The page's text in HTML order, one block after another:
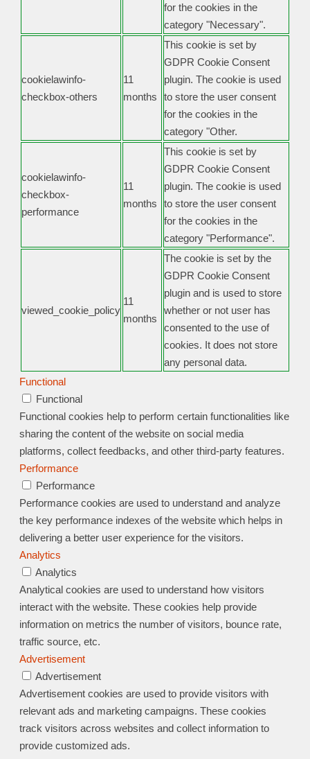
for the cookies in the
category "Necessary".
cookielawinfo-
checkbox-others
11
months
This cookie is set by
GDPR Cookie Consent
plugin. The cookie is used
to store the user consent
for the cookies in the
category "Other.
cookielawinfo-
checkbox-
performance
11
months
This cookie is set by
GDPR Cookie Consent
plugin. The cookie is used
to store the user consent
for the cookies in the
category "Performance".
viewed_cookie_policy
11
months
The cookie is set by the
GDPR Cookie Consent
plugin and is used to store
whether or not user has
consented to the use of
cookies. It does not store
any personal data.
Functional
Functional
Functional cookies help to perform certain functionalities like
sharing the content of the website on social media
platforms, collect feedbacks, and other third-party features.
Performance
Performance
Performance cookies are used to understand and analyze
the key performance indexes of the website which helps in
delivering a better user experience for the visitors.
Analytics
Analytics
Analytical cookies are used to understand how visitors
interact with the website. These cookies help provide
information on metrics the number of visitors, bounce rate,
traffic source, etc.
Advertisement
Advertisement
Advertisement cookies are used to provide visitors with
relevant ads and marketing campaigns. These cookies
track visitors across websites and collect information to
provide customized ads.